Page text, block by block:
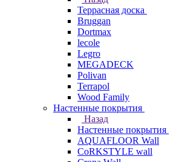
Террасная доска
Bruggan
Dortmax
lecole
Legro
MEGADECK
Polivan
Terrapol
Wood Family
Настенные покрытия
Назад
Настенные покрытия
AQUAFLOOR Wall
CoRKSTYLE wall